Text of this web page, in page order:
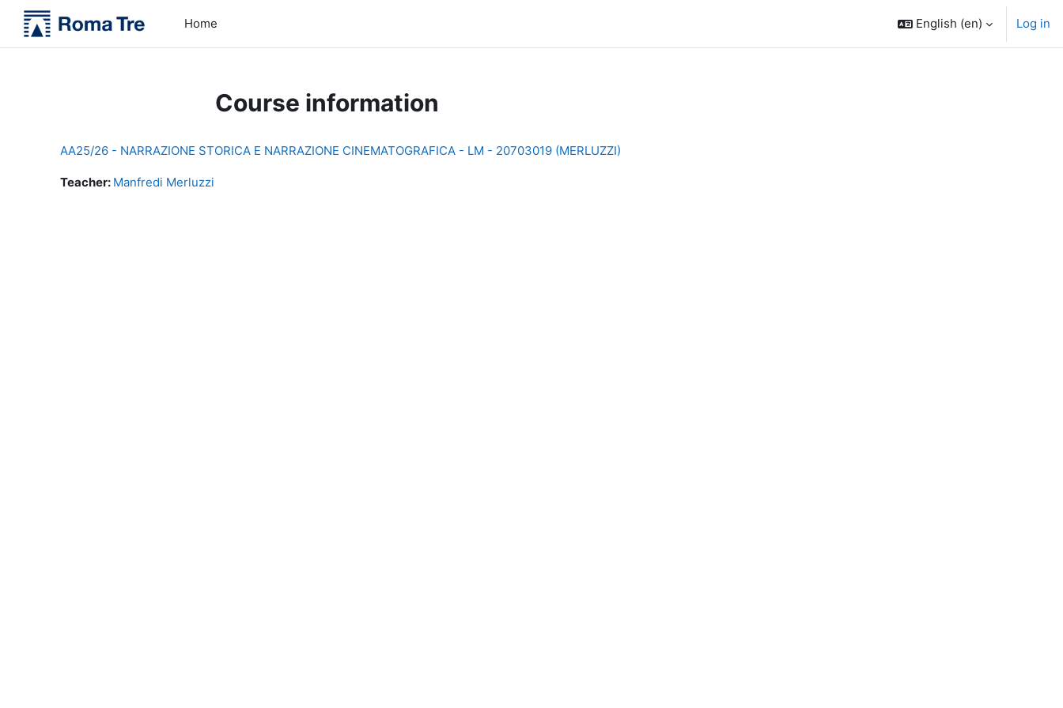
Skip to main content
Home
English ‎(en)‎ Log in
Course information
AA25/26 - NARRAZIONE STORICA E NARRAZIONE CINEMATOGRAFICA - LM - 20703019 (MERLUZZI)
Teacher: Manfredi Merluzzi